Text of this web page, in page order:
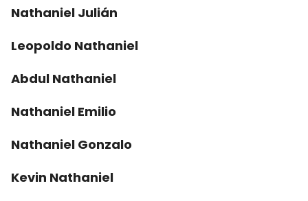
Nathaniel Julián
Leopoldo Nathaniel
Abdul Nathaniel
Nathaniel Emilio
Nathaniel Gonzalo
Kevin Nathaniel